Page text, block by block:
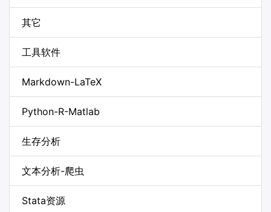
其它
工具软件
Markdown-LaTeX
Python-R-Matlab
生存分析
文本分析-爬虫
Stata资源